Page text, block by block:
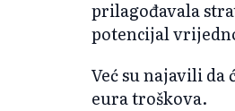
prilagođavala
potencijal
Već su najavili
eura troškova.